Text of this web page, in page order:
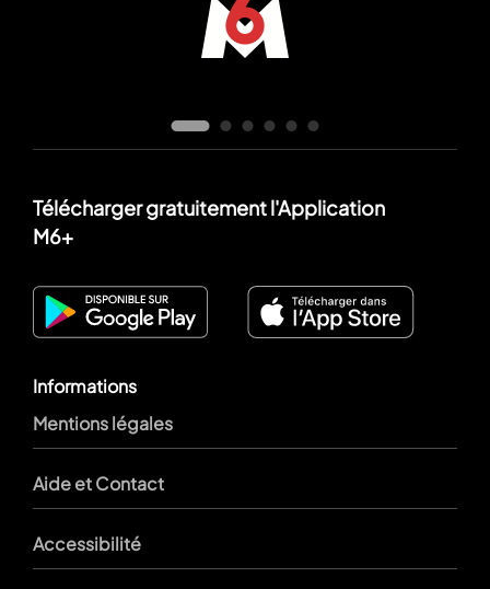
Télécharger gratuitement l'Application
M6+
Informations
Mentions légales
Aide et Contact
Accessibilité